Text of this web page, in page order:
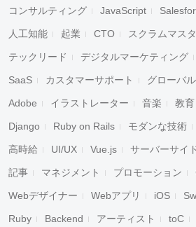
コンサルティング JavaScript
人工知能 起業 CTO スクラムマス
テックリード デジタルマーケティング
SaaS カスタマーサポート グローバル
Adobe イラストレーター 音楽 教育
Django Ruby on Rails モダンな技術
高時給 UI/UX Vue.js サーバーサイ
記事 マネジメント プロモーション
Webデザイナー Webアプリ iOS
Ruby Backend アーティスト toC